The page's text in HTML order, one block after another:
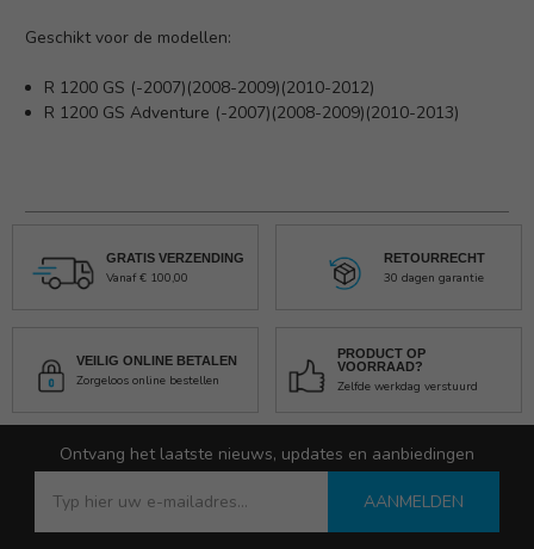
Geschikt voor de modellen:
R 1200 GS (-2007)(2008-2009)(2010-2012)
R 1200 GS Adventure (-2007)(2008-2009)(2010-2013)
GRATIS VERZENDING
Vanaf € 100,00
RETOURRECHT
30 dagen garantie
VEILIG ONLINE BETALEN
Zorgeloos online bestellen
PRODUCT OP
VOORRAAD?
Zelfde werkdag verstuurd
Ontvang het laatste nieuws, updates en aanbiedingen
AANMELDEN